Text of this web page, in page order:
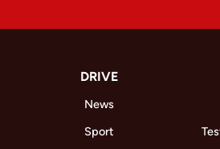
DRIVE
News
Sport